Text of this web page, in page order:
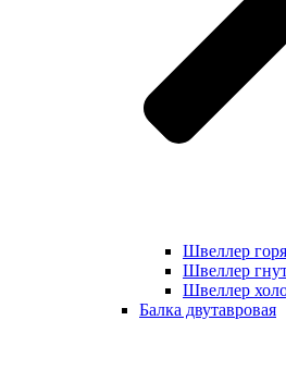
Швеллер
Швеллер
Швеллер
Балка двутавровая